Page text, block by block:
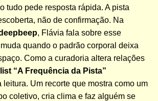
tudo pede resposta rápida. A pista
não de confirmação. Na
, Flávia fala sobre esse
quando o padrão corporal deixa
Como a curadoria altera relações
“A Frequência da Pista”
leitura. Um recorte que mostra como um
coletivo, cria clima e faz alguém se